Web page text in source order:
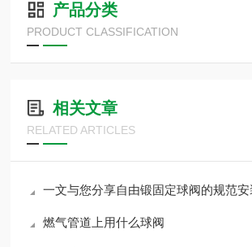
产品分类
PRODUCT CLASSIFICATION
相关文章
RELATED ARTICLES
一文与您分享自由锻固定球阀的规范安
燃气管道上用什么球阀